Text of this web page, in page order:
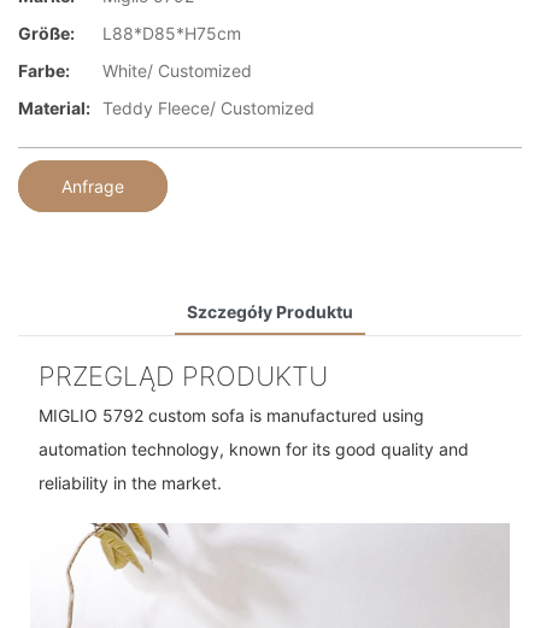
Größe:
L88*D85*H75cm
Farbe:
White/ Customized
Material: Teddy Fleece/ Customized
Anfrage
Szczegóły Produktu
PRZEGLĄD PRODUKTU
MIGLIO 5792 custom sofa is manufactured using
automation technology, known for its good quality and
reliability in the market.